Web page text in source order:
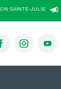
SAINTE-JULIE